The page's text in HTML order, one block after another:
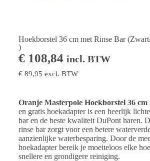
Hoekborstel 36 cm met Rinse Bar
)
€108,84 incl. BTW
€89,95 excl. BTW
Oranje Masterpole Hoekborstel 36 cm
en gratis hoekadapter is een heerlijk
bar en de beste kwaliteit DuPont haren.
rinse bar zorgt voor een betere
aanzienlijke waterbesparing. Door de
hoekadapter bereik je moeiteloos elke
snellere en grondigere reiniging.